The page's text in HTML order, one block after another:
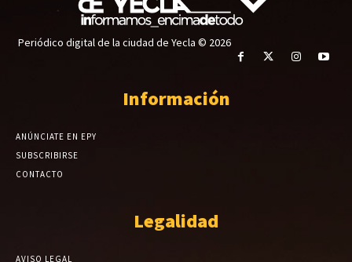
Periódico digital de la ciudad de Yecla © 2026
Información
ANÚNCIATE EN EPY
SUBSCRIBIRSE
CONTACTO
Legalidad
AVISO LEGAL